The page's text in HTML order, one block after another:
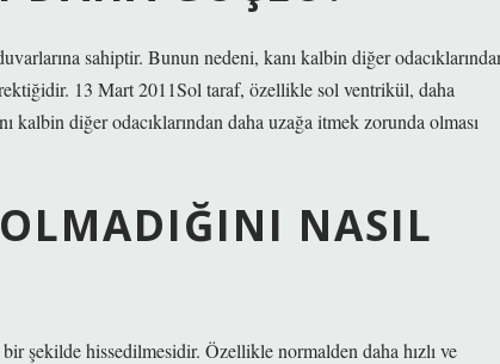
sahiptir. Bunun nedeni, kanı kalbin diğer
13 Mart 2011Sol taraf, özellikle sol ventrikül, daha
kalbin diğer odacıklarından daha uzağa itmek zorunda olması
NASIL
şekilde hissedilmesidir. Özellikle normalden daha hızlı ve